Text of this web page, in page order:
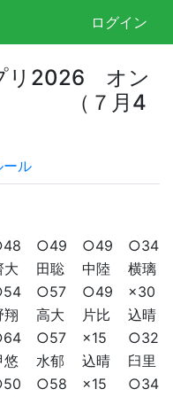
ログイン
リ2026 オン
（７月4
ール
○49 ○49
○34
大 田聡 中陸
横璃
○57 ○49
×30
翔 高大 片比
込晴
○57 ×15
○32
悠 水郁 込晴
臼里
○58 ×15
○34